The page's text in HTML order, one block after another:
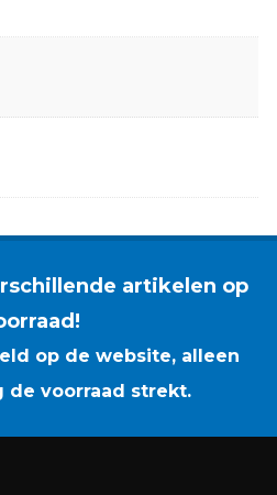
artikelen op
op de website, alleen
de voorraad strekt.